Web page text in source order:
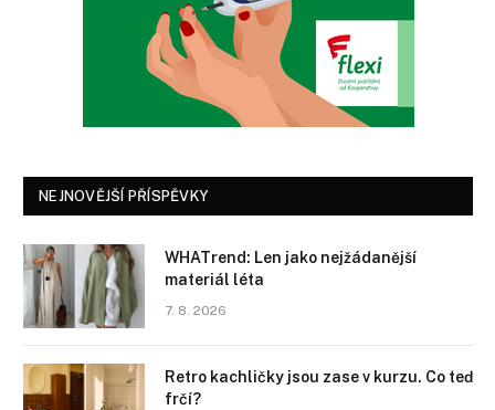
NEJNOVĚJŠÍ PŘÍSPĚVKY
WHATrend: Len jako nejžádanější
materiál léta
7. 8. 2026
Retro kachličky jsou zase v kurzu. Co teď
frčí?